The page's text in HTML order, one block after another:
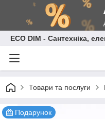
ECO DIM - Сантехніка,
Товари та послуги
Подарунок